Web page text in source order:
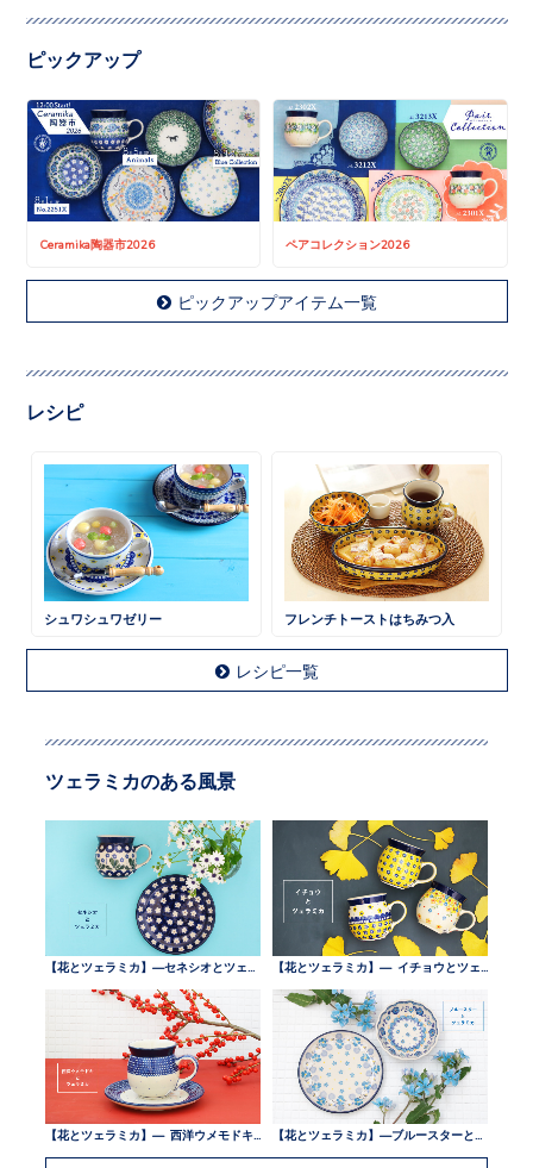
ピックアップ
Ceramika陶器市2026 ペアコレクション2026
ピックアップアイテム一覧
レシピ
シュワシュワゼリー フレンチトーストはちみつ入
レシピ一覧
ツェラミカのある風景